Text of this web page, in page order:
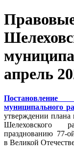
апрель
муниципального
утверждении плана
Шелеховского
празднованию 77-
в Великой